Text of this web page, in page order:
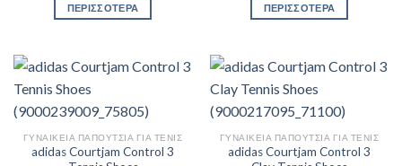
ΠΕΡΙΣΣΟΤΕΡΑ ΠΕΡΙΣΣΟΤΕΡΑ
ΓΥΝΑΙΚΕΊΑ ΠΑΠΟΎΤΣΙΑ ΓΙΑ ΤΕΝΙΣ
adidas Courtjam Control 3
ΓΥΝΑΙΚΕΊΑ ΠΑΠΟΎΤΣΙΑ ΓΙΑ ΤΕΝΙΣ
adidas Courtjam Control 3